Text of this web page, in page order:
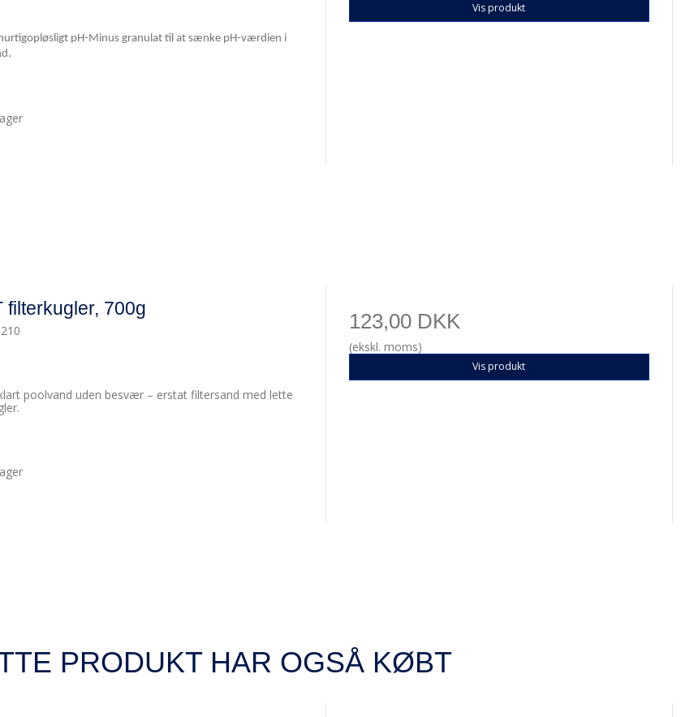
pH-Minus granulat til at sænke pH-værdien i
Vis produkt
filterkugler, 700g
poolvand uden besvær – erstat filtersand med lette
123,00 DKK
(ekskl. moms)
Vis produkt
PRODUKT HAR OGSÅ KØBT